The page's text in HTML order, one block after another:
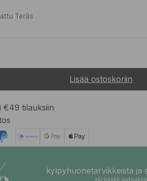
Teräs
Lisää ostoskoriin
€49 tilauksiin
kylpyhuonetarvikkeista ja
*Ei koske uutuuksia